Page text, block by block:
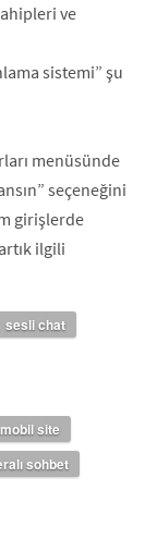
ve
sistemi” şu
menüsünde
seçeneğini
girişlerde
ilgili
sesli chat
site
sohbet